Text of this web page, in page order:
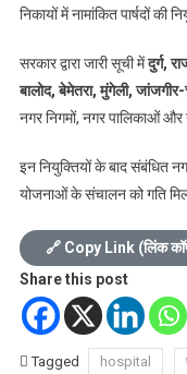
निकायों में नामांकित पार्षदों की
सरकार द्वारा जारी सूची मेंदुर्ग,
बालोद, बेमेतरा, मुंगेली,
नगर निगमों, नगर पालिकाओं और
इन नियुक्तियों के बाद संबंधित
योजनाओं के संचालन को गति
🔗 Copy Link (लिंक
Share this post
Tagged hospital